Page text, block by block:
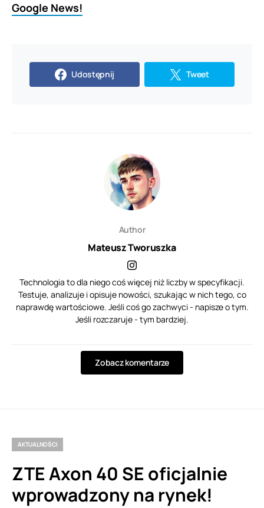
Google News!
Udostępnij Tweet
Author
Mateusz Tworuszka
Technologia to dla niego coś więcej niż liczby w specyfikacji.
Testuje, analizuje i opisuje nowości, szukając w nich tego, co
naprawdę wartościowe. Jeśli coś go zachwyci - napisze o tym.
Jeśli rozczaruje - tym bardziej.
Zobacz komentarze
AKTUALNOŚCI
ZTE Axon 40 SE oficjalnie
wprowadzony na rynek!